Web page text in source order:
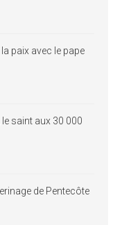
paix avec le pape
saint aux 30 000
de Pentecôte